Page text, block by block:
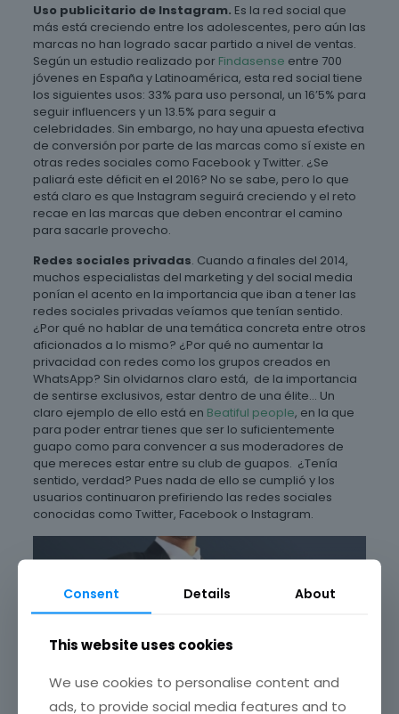
Uso publicitario de Instagram. Es la red social que
más está creciendo entre los adolescentes, pero aún las
marcas no han logrado sacar partido a nivel de ventas.
Según un estudio realizado por Findasense entre 700
jóvenes en España y Latinoamérica, esta red social tiene
los siguientes usos: 33% para uso personal, un 16’5% para
seguir influencers y un 13.5% para seguir a
celebridades. Sin embargo, no hay una apuesta efectiva
de conversión por parte de las marcas como sí existe en
otras redes sociales como Facebook y Twitter. ¿Se
paliará este déficit en el 2016? No se sabe, pero lo que
está claro es que Instagram seguirá creciendo y el reto
recae en las marcas que deben encontrar el camino
para sacarle provecho.
Redes sociales privadas. Cuando a finales del 2014,
muchos especialistas del marketing y del social media
ponían el acento en la importancia que iban a tener las
redes sociales privadas veíamos que tenían sentido.
¿Por qué no hablar de una temática concreta entre otros
aficionados a lo mismo? ¿Por qué no aumentar la
privacidad con redes como los grupos creados en
WhatsApp? Sin olvidarnos claro está, de la importancia
de sentirse exclusivos, estar dentro de una élite… Un
claro ejemplo de ello está en Beatiful people, en la que
para poder entrar tienes que ser lo suficientemente
guapo como para convencer a sus moderadores de
que mereces estar entre su club de guapos. ¿Tenía
sentido, verdad? Pues nada de ello se cumplió y los
usuarios continuaron prefiriendo las redes sociales
conocidas como Twitter, Facebook o Instagram.
Consent Details About
This website uses cookies
We use cookies to personalise content and
ads, to provide social media features and to